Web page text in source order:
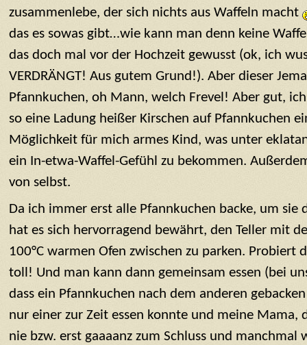
zusammenlebe, der sich nichts aus Waffeln macht
das es sowas gibt…wie kann man denn keine
das doch mal vor der Hochzeit gewusst (ok, ich
VERDRÄNGT! Aus gutem Grund!). Aber dieser
Pfannkuchen, oh Mann, welch Frevel! Aber gut,
so eine Ladung heißer Kirschen auf Pfannkuchen
Möglichkeit für mich armes Kind, was unter
ein In-etwa-Waffel-Gefühl zu bekommen.
von selbst.
Da ich immer erst alle Pfannkuchen backe, um sie
hat es sich hervorragend bewährt, den Teller mit
100°C warmen Ofen zwischen zu parken. Probiert
toll! Und man kann dann gemeinsam essen (bei
dass ein Pfannkuchen nach dem anderen
nur einer zur Zeit essen konnte und meine Mama,
nie bzw. erst gaaaanz zum Schluss und manchmal